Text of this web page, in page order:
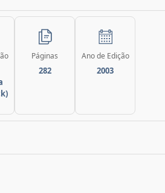
Páginas
282
Ano de Edição
2003